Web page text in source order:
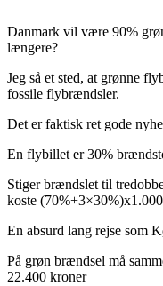
Danmark vil være 90%
længere?
Jeg så et sted, at grønne
fossile flybrændsler.
Det er faktisk ret gode
En flybillet er 30%
Stiger brændslet til
koste
En absurd lang rejse som
På grøn brændsel må
22.400 kroner